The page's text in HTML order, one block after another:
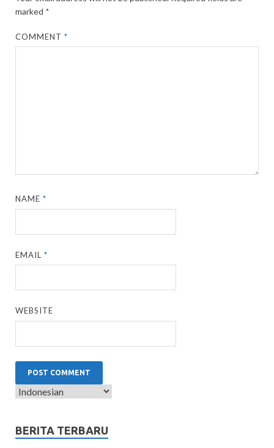
marked *
COMMENT*
NAME*
EMAIL*
WEBSITE
BERITA TERBARU